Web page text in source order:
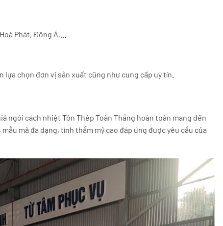
Phát, Đông Á,…
chọn đơn vị sản xuất cũng như cung cấp uy tín.
ngói cách nhiệt Tôn Thép Toàn Thắng hoàn toàn mang đến
mã đa dạng, tính thẩm mỹ cao đáp ứng được yêu cầu của